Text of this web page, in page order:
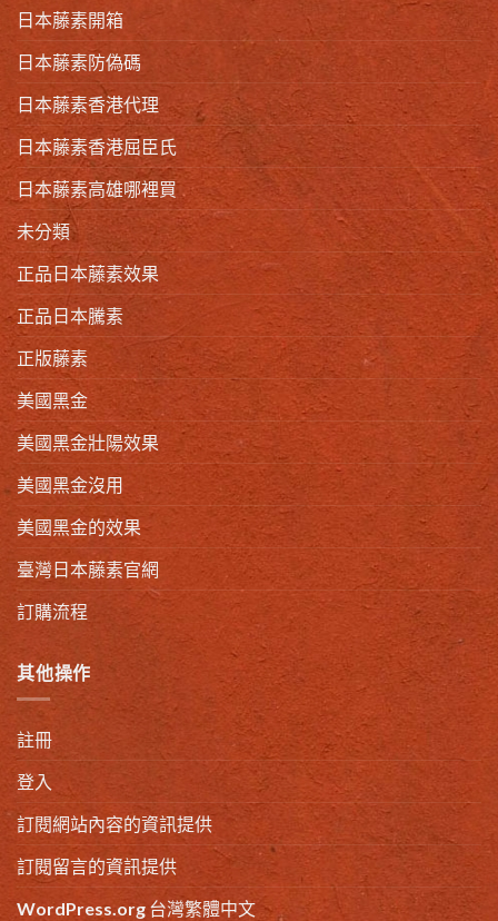
日本藤素開箱
日本藤素防偽碼
日本藤素香港代理
日本藤素香港屈臣氏
日本藤素高雄哪裡買
未分類
正品日本藤素效果
正品日本騰素
正版藤素
美國黑金
美國黑金壯陽效果
美國黑金沒用
美國黑金的效果
臺灣日本藤素官網
訂購流程
其他操作
註冊
登入
訂閱網站內容的資訊提供
訂閱留言的資訊提供
WordPress.org 台灣繁體中文